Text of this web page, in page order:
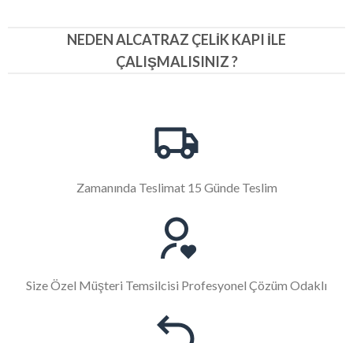
NEDEN ALCATRAZ ÇELIK KAPI İLE
ÇALIŞMALISINIZ ?
Zamanında Teslimat 15 Günde Teslim
Size Özel Müşteri Temsilcisi Profesyonel Çözüm Odaklı